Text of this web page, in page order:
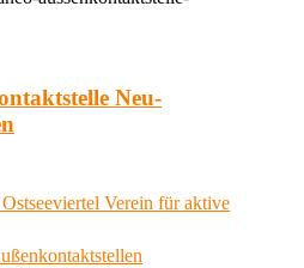
Neu-
Verein für aktive